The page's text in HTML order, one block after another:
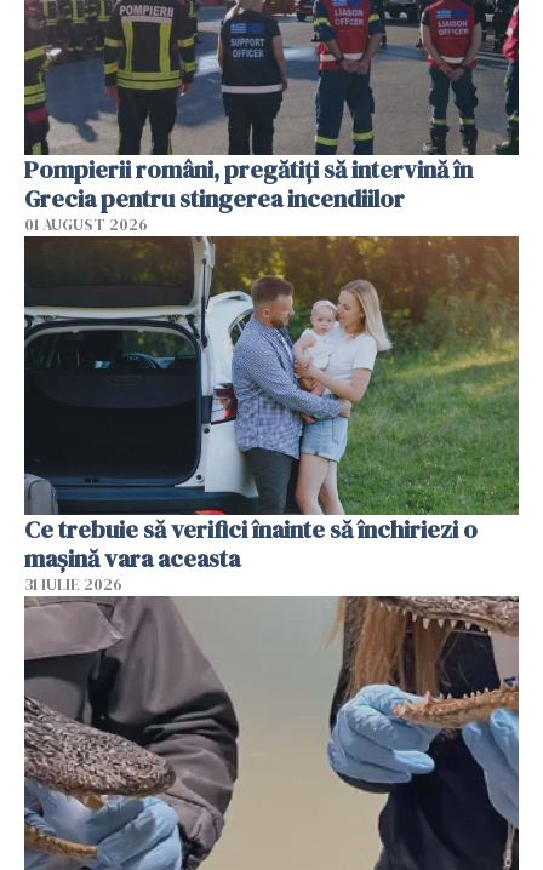
Pompierii români, pregătiţi să intervină în
Grecia pentru stingerea incendiilor
01 AUGUST 2026
Ce trebuie să verifici înainte să închiriezi o
mașină vara aceasta
31 IULIE 2026